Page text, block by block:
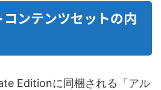
ンテンツセットの内
Editionに同梱される「アル